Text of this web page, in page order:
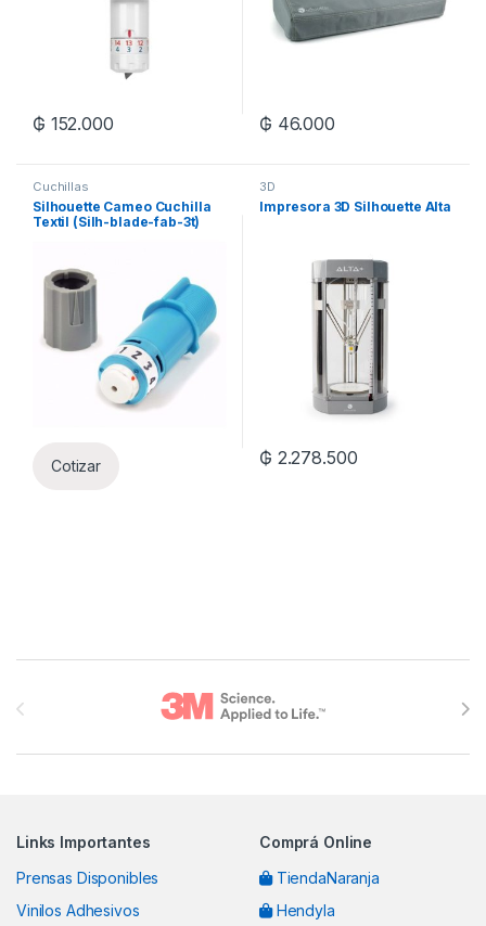
₲ 152.000 ₲ 46.000
Cuchillas
Silhouette Cameo Cuchilla
Textil (Silh-blade-fab-3t)
Cotizar
3D
Impresora 3D Silhouette Alta
₲ 2.278.500
Links Importantes
Prensas Disponibles
Vinilos Adhesivos
Comprá Online
TiendaNaranja
Hendyla